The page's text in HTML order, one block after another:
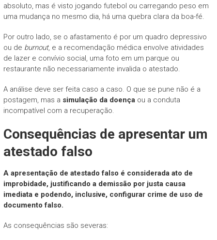
absoluto, mas é visto jogando futebol ou carregando peso em
uma mudança no mesmo dia, há uma quebra clara da boa-fé.
Por outro lado, se o afastamento é por um quadro depressivo
ou de burnout, e a recomendação médica envolve atividades
de lazer e convívio social, uma foto em um parque ou
restaurante não necessariamente invalida o atestado.
A análise deve ser feita caso a caso. O que se pune não é a
postagem, mas a simulação da doençaou a conduta
incompatível com a recuperação.
Consequências de apresentar um
atestado falso
A apresentação de atestado falso é considerada ato de
improbidade, justificando a demissão por justa causa
imediata e podendo, inclusive, configurar crime de uso de
documento falso.
As consequências são severas: